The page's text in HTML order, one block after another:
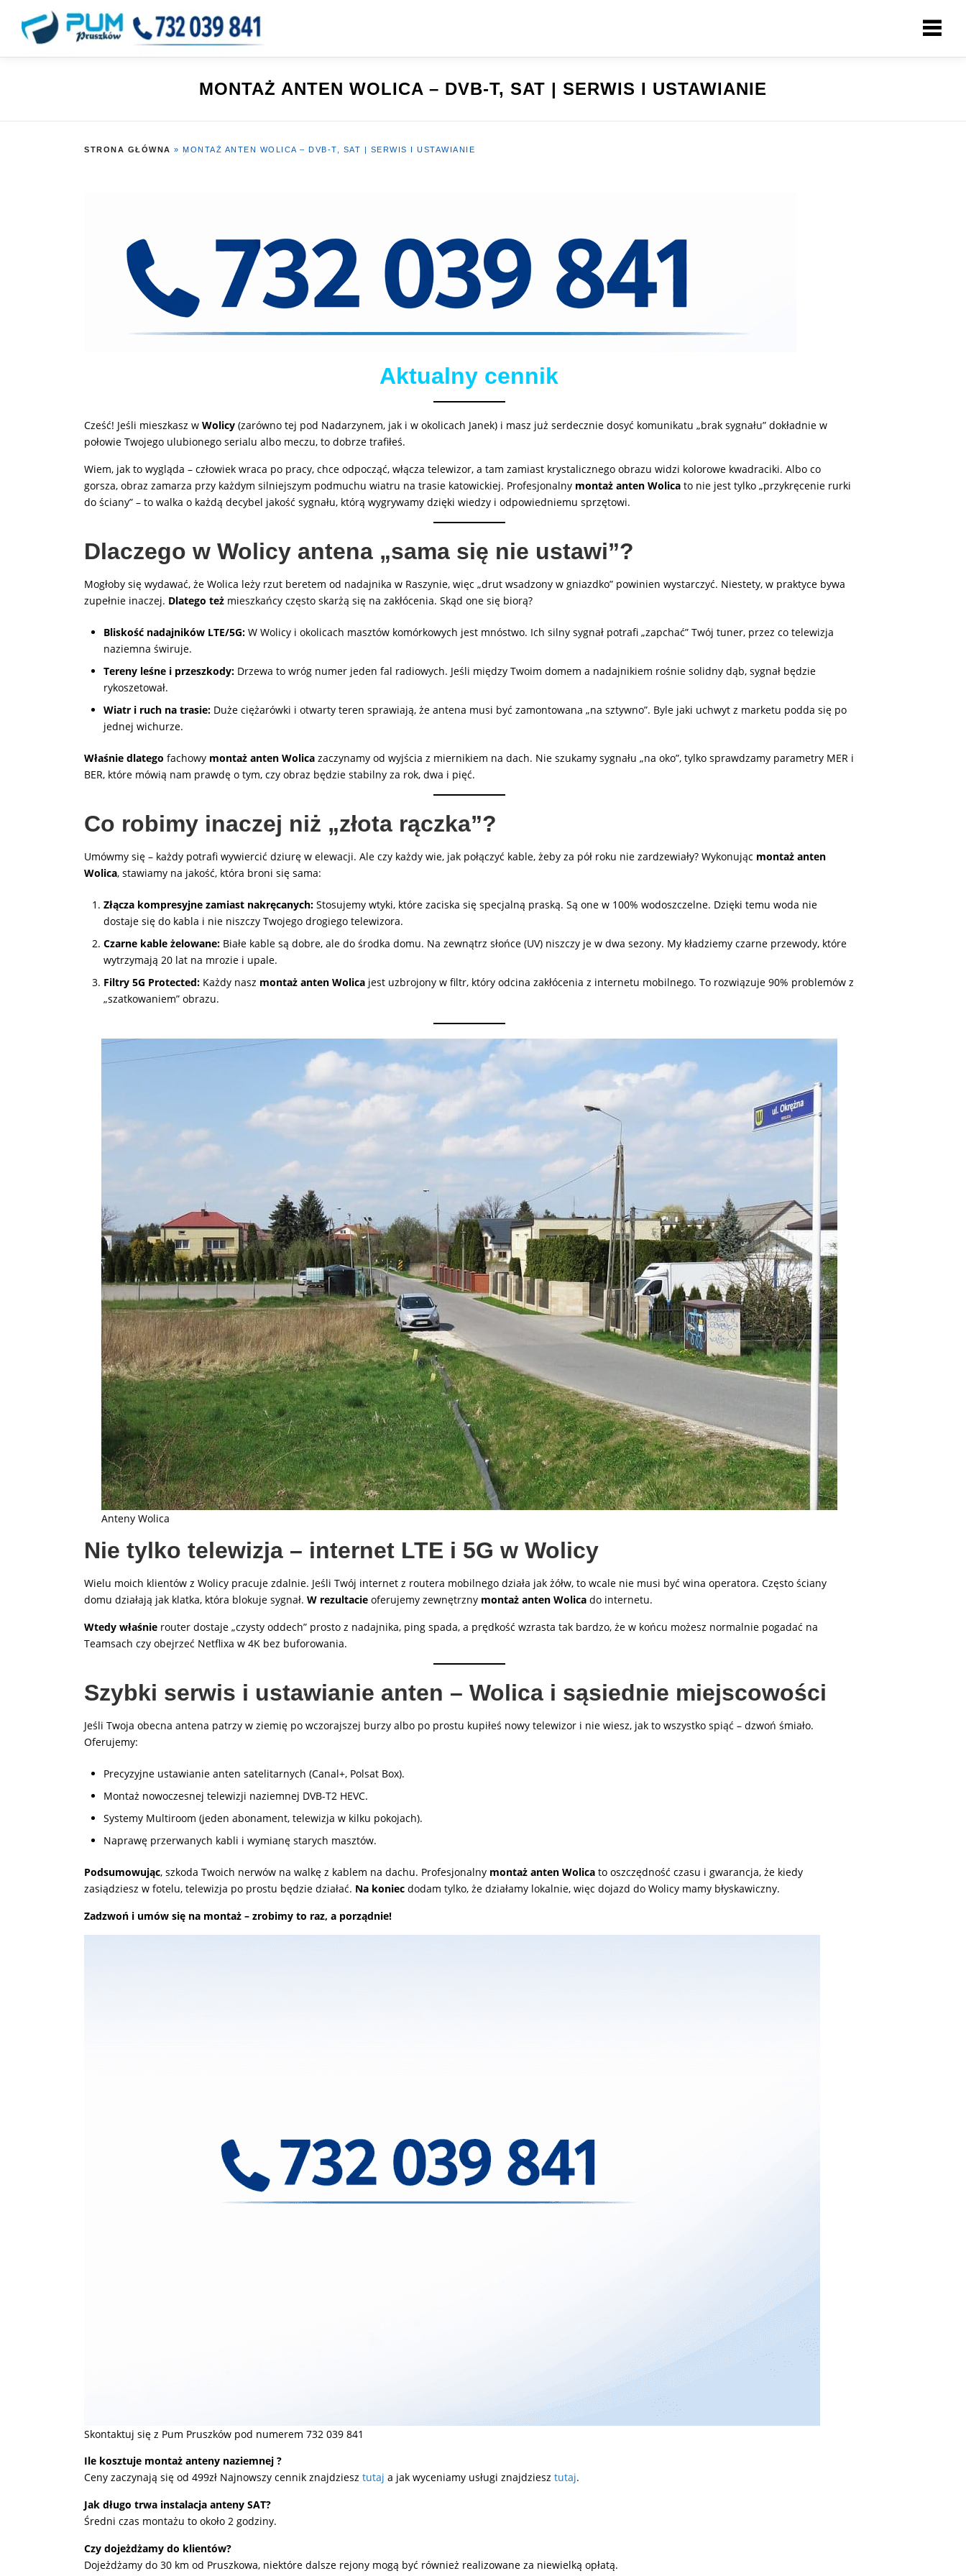
treści
MONTAŻ ANTEN WOLICA – DVB-T, SAT | SERWIS I USTAWIANIE
STRONA GŁÓWNA » MONTAŻ ANTEN WOLICA – DVB-T, SAT | SERWIS I USTAWIANIE
Aktualny cennik
Cześć! Jeśli mieszkasz w Wolicy (zarówno tej pod Nadarzynem, jak i w okolicach Janek) i masz już serdecznie dosyć komunikatu „brak sygnału” dokładnie w
połowie Twojego ulubionego serialu albo meczu, to dobrze trafiłeś.
Wiem, jak to wygląda – człowiek wraca po pracy, chce odpocząć, włącza telewizor, a tam zamiast krystalicznego obrazu widzi kolorowe kwadraciki. Albo co
gorsza, obraz zamarza przy każdym silniejszym podmuchu wiatru na trasie katowickiej. Profesjonalny montaż anten Wolica to nie jest tylko „przykręcenie rurki
do ściany” – to walka o każdą decybel jakość sygnału, którą wygrywamy dzięki wiedzy i odpowiedniemu sprzętowi.
Dlaczego w Wolicy antena „sama się nie ustawi”?
Mogłoby się wydawać, że Wolica leży rzut beretem od nadajnika w Raszynie, więc „drut wsadzony w gniazdko” powinien wystarczyć. Niestety, w praktyce bywa
zupełnie inaczej. Dlatego też mieszkańcy często skarżą się na zakłócenia. Skąd one się biorą?
Bliskość nadajników LTE/5G: W Wolicy i okolicach masztów komórkowych jest mnóstwo. Ich silny sygnał potrafi „zapchać” Twój tuner, przez co telewizja
naziemna świruje.
Tereny leśne i przeszkody: Drzewa to wróg numer jeden fal radiowych. Jeśli między Twoim domem a nadajnikiem rośnie solidny dąb, sygnał będzie
rykoszetował.
Wiatr i ruch na trasie: Duże ciężarówki i otwarty teren sprawiają, że antena musi być zamontowana „na sztywno”. Byle jaki uchwyt z marketu podda się po
jednej wichurze.
Właśnie dlatego fachowy montaż anten Wolica zaczynamy od wyjścia z miernikiem na dach. Nie szukamy sygnału „na oko”, tylko sprawdzamy parametry MER i
BER, które mówią nam prawdę o tym, czy obraz będzie stabilny za rok, dwa i pięć.
Co robimy inaczej niż „złota rączka”?
Umówmy się – każdy potrafi wywiercić dziurę w elewacji. Ale czy każdy wie, jak połączyć kable, żeby za pół roku nie zardzewiały? Wykonując montaż anten
Wolica, stawiamy na jakość, która broni się sama:
Złącza kompresyjne zamiast nakręcanych: Stosujemy wtyki, które zaciska się specjalną praską. Są one w 100% wodoszczelne. Dzięki temu woda nie
dostaje się do kabla i nie niszczy Twojego drogiego telewizora.
Czarne kable żelowane: Białe kable są dobre, ale do środka domu. Na zewnątrz słońce (UV) niszczy je w dwa sezony. My kładziemy czarne przewody, które
wytrzymają 20 lat na mrozie i upale.
Filtry 5G Protected: Każdy nasz montaż anten Wolica jest uzbrojony w filtr, który odcina zakłócenia z internetu mobilnego. To rozwiązuje 90% problemów z
„szatkowaniem” obrazu.
Anteny Wolica
Nie tylko telewizja – internet LTE i 5G w Wolicy
Wielu moich klientów z Wolicy pracuje zdalnie. Jeśli Twój internet z routera mobilnego działa jak żółw, to wcale nie musi być wina operatora. Często ściany
domu działają jak klatka, która blokuje sygnał. W rezultacie oferujemy zewnętrzny montaż anten Wolica do internetu.
Wtedy właśnie router dostaje „czysty oddech” prosto z nadajnika, ping spada, a prędkość wzrasta tak bardzo, że w końcu możesz normalnie pogadać na
Teamsach czy obejrzeć Netflixa w 4K bez buforowania.
Szybki serwis i ustawianie anten – Wolica i sąsiednie miejscowości
Jeśli Twoja obecna antena patrzy w ziemię po wczorajszej burzy albo po prostu kupiłeś nowy telewizor i nie wiesz, jak to wszystko spiąć – dzwoń śmiało.
Oferujemy:
Precyzyjne ustawianie anten satelitarnych (Canal+, Polsat Box).
Montaż nowoczesnej telewizji naziemnej DVB-T2 HEVC.
Systemy Multiroom (jeden abonament, telewizja w kilku pokojach).
Naprawę przerwanych kabli i wymianę starych masztów.
Podsumowując, szkoda Twoich nerwów na walkę z kablem na dachu. Profesjonalny montaż anten Wolica to oszczędność czasu i gwarancja, że kiedy
zasiądziesz w fotelu, telewizja po prostu będzie działać. Na koniec dodam tylko, że działamy lokalnie, więc dojazd do Wolicy mamy błyskawiczny.
Zadzwoń i umów się na montaż – zrobimy to raz, a porządnie!
Skontaktuj się z Pum Pruszków pod numerem 732 039 841
Ile kosztuje montaż anteny naziemnej ?
Ceny zaczynają się od 499zł Najnowszy cennik znajdziesz tutaj a jak wyceniamy usługi znajdziesz tutaj.
Jak długo trwa instalacja anteny SAT?
Średni czas montażu to około 2 godziny.
Czy dojeżdżamy do klientów?
Dojeżdżamy do 30 km od Pruszkowa, niektóre dalsze rejony mogą być również realizowane za niewielką opłatą.